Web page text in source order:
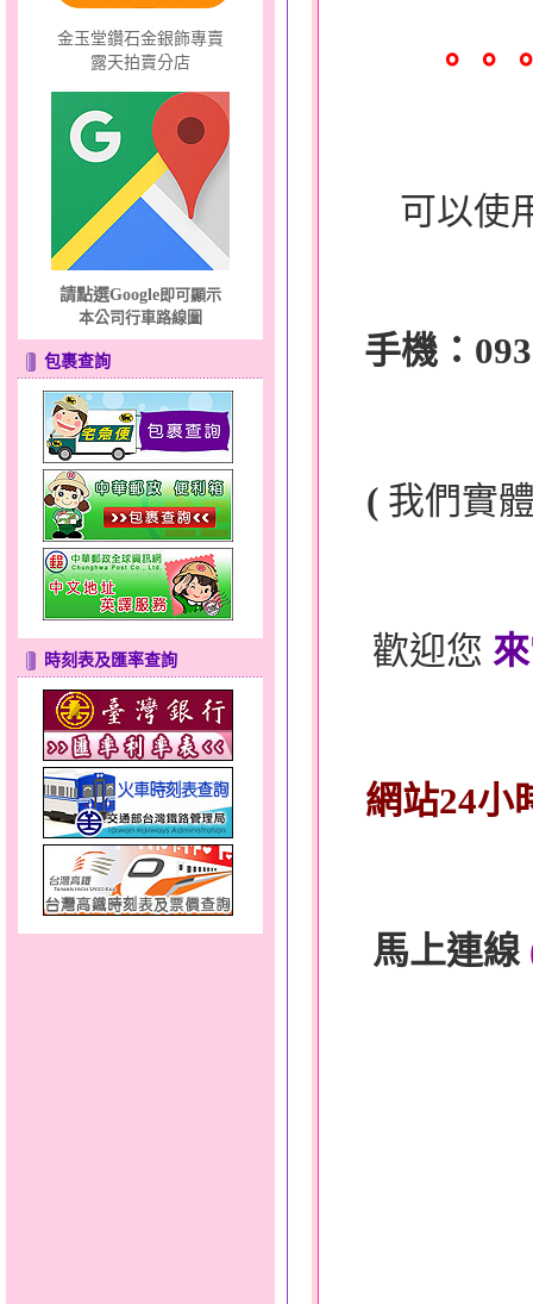
金玉堂鑽石金銀飾專賣
露天拍賣分店
請點選Google即可顯示
本公司行車路線圖
包裹查詢
時刻表及匯率查詢
。。
可以使
手機：
( 我們實
歡迎您
網站24小
馬上連線